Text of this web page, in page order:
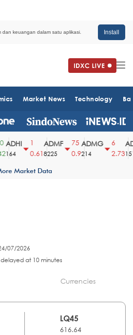
dan keuangan dalam satu aplikasi. Install
Market News Technology
0.61
ADMF
8225
75
0.9
ADMG
214
2.731510
Market Data
07/2026
at 10 minutes
Currencies
LQ45
616.64